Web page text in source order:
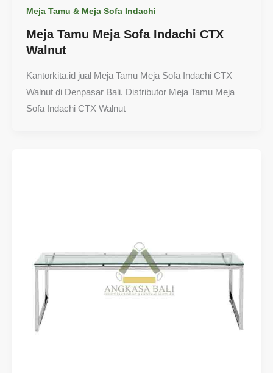
Meja Tamu & Meja Sofa Indachi
Meja Tamu Meja Sofa Indachi CTX
Walnut
Kantorkita.id jual Meja Tamu Meja Sofa Indachi CTX
Walnut di Denpasar Bali. Distributor Meja Tamu Meja
Sofa Indachi CTX Walnut